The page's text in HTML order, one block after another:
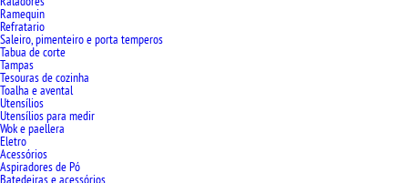
Ramequin
Refratario
Saleiro, pimenteiro e porta temperos
Tabua de corte
Tampas
Tesouras de cozinha
Toalha e avental
Utensílios
Utensílios para medir
Wok e paellera
Eletro
Acessórios
Aspiradores de Pó
Batedeiras e acessórios